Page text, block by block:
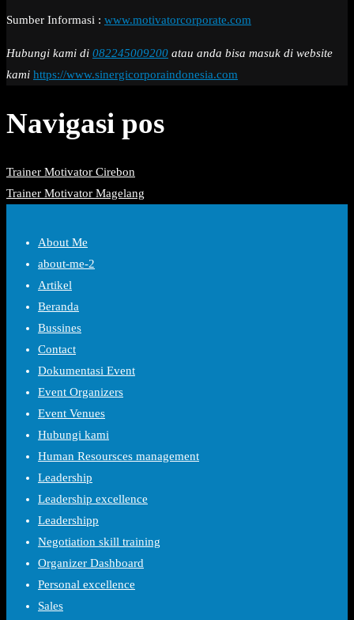
Sumber Informasi : www.motivatorcorporate.com
Hubungi kami di 082245009200 atau anda bisa masuk di website
kami https://www.sinergicorporaindonesia.com
Navigasi pos
Trainer Motivator Cirebon
Trainer Motivator Magelang
About Me
about-me-2
Artikel
Beranda
Bussines
Contact
Dokumentasi Event
Event Organizers
Event Venues
Hubungi kami
Human Resoursces management
Leadership
Leadership excellence
Leadershipp
Negotiation skill training
Organizer Dashboard
Personal excellence
Sales